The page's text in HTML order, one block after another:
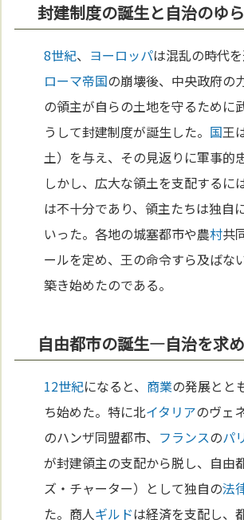
封建制度の誕生と自治のゆ
8世紀、 ヨーロッパは混乱の時代
ローマ帝国の崩壊後、中央政府の
の領主が自らの土地を守るために
うして封建制度が誕生した。 国王
土）を与え、その見返りに軍事的
しかし、広大な領土を支配するに
は不十分であり、領主たちは独自
いった。各地の城塞都市や農村共
ールを定め、王の命令すら及ばな
築き始めたのである。
自由都市の誕生—自治を求
12世紀になると、 商業の発展とと
ち始めた。特に北イタリアのヴェ
のハンザ同盟都市、 フランスのパ
が封建領主の支配から脱し、自由
ズ・チャーター）として独自の法
た。商人ギルドは経済を支配し、